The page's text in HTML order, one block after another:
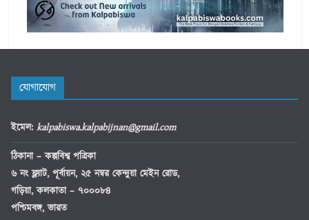
যোগাযোগ
ইমেল: kalpabiswa.kalpabijnan@gmail.com
ঠিকানা– কল্পবিশ্ব পত্রিকা
৬ নং ফ্ল্যাট, পূর্বায়ন, ২৫ নম্বর কেন্দুয়া মেইন রোড,
গড়িয়া, কলকাতা – ৭০০০৮৪
পশ্চিমবঙ্গ, ভারত